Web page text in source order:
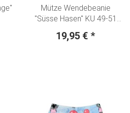
Mütze Wendebeanie
"Süsse Hasen" KU 49-51
19,95 € *